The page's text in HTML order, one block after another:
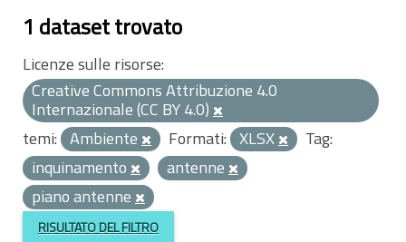
1 dataset trovato
Licenze sulle risorse:
Creative Commons Attribuzione 4.0
Internazionale (CC BY 4.0)
temi: Ambiente Formati: XLSX
Tag:
inquinamento
antenne
piano antenne
RISULTATO DEL FILTRO